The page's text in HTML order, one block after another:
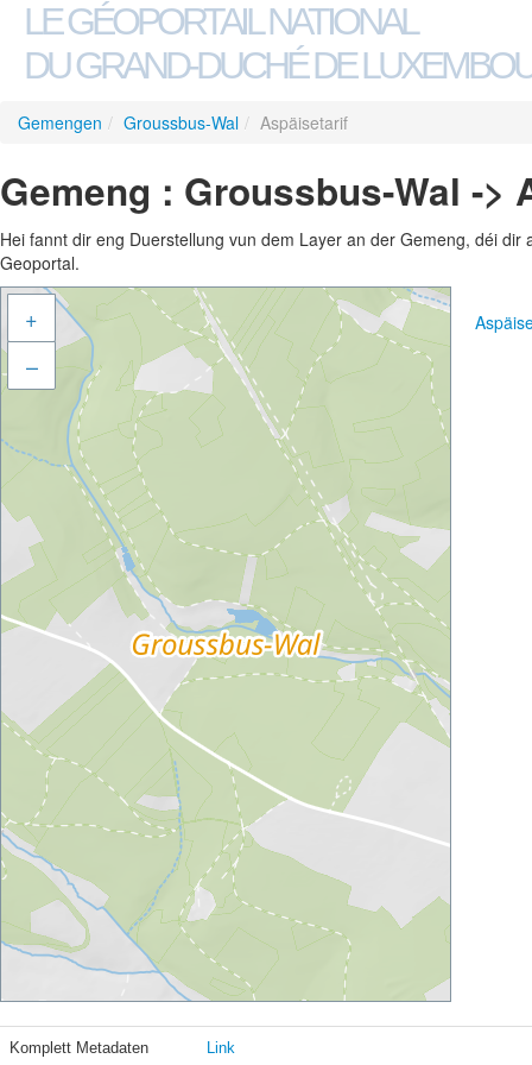
LE GÉOPORTAIL NATIONAL
DU GRAND-DUCHÉ DE
Gemengen / Groussbus-Wal / Aspäisetarif
Gemeng : Groussbus-Wal ->
Hei fannt dir eng Duerstellung vun dem Layer an der Gemeng, déi
Geoportal.
+
–
Komplett Metadaten Link